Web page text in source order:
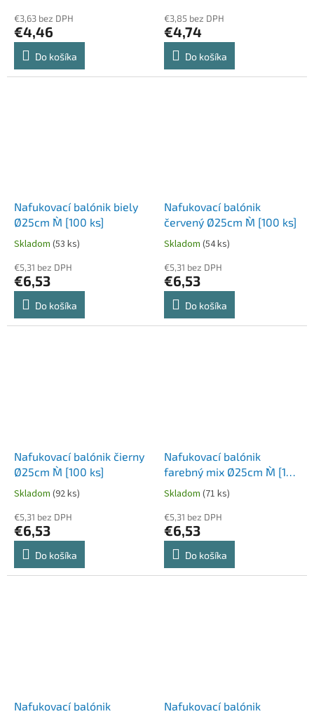
€3,63 bez DPH
€4,46
Do košíka
€3,85 bez DPH
€4,74
Do košíka
Nafukovací balónik biely
Ø25cm `M` [100 ks]
Skladom (53 ks)
€5,31 bez DPH
€6,53
Do košíka
Nafukovací balónik
červený Ø25cm `M` [100 ks]
Skladom (54 ks)
€5,31 bez DPH
€6,53
Do košíka
Nafukovací balónik čierny
Ø25cm `M` [100 ks]
Skladom (92 ks)
€5,31 bez DPH
€6,53
Do košíka
Nafukovací balónik
farebný mix Ø25cm `M` [100
ks]
Skladom (71 ks)
€5,31 bez DPH
€6,53
Do košíka
Nafukovací balónik
Nafukovací balónik